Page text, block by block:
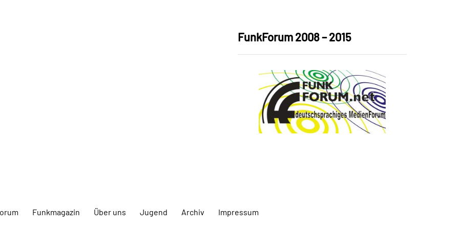
FunkForum 2008 – 2015
Funkmagazin Über uns Jugend Archiv Impressum